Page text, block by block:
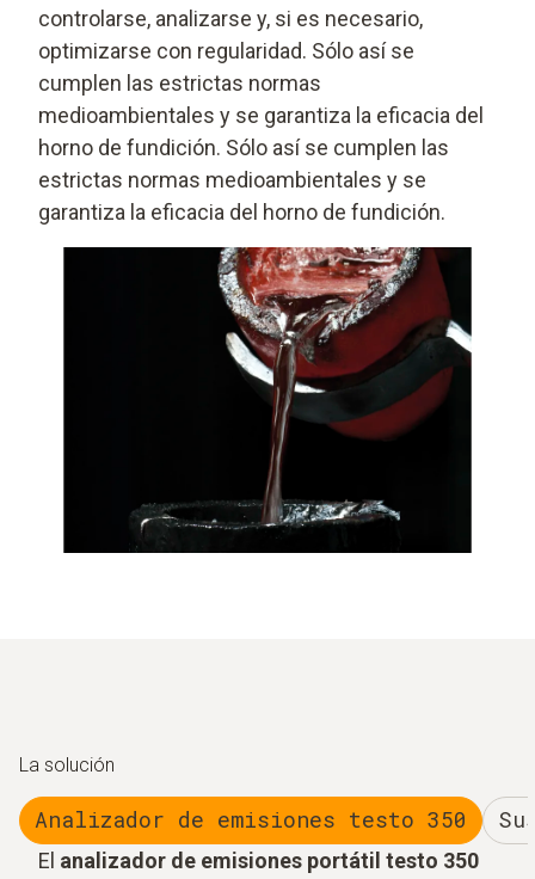
controlarse, analizarse y, si es necesario,
optimizarse con regularidad. Sólo así se
cumplen las estrictas normas
medioambientales y se garantiza la eficacia del
horno de fundición. Sólo así se cumplen las
estrictas normas medioambientales y se
garantiza la eficacia del horno de fundición.
La solución
Analizador de emisiones testo 350
El analizador de emisiones portátil testo 350